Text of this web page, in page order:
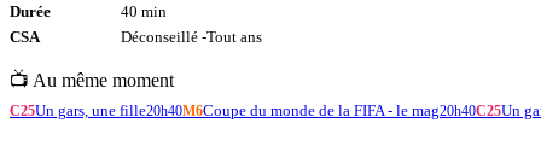
Durée
40 min
CSA
Déconseillé -Tout ans
📺 Au même moment
C25Un gars, une fille20h40M6Coupe du monde de la FIFA - le mag20h40C25Un